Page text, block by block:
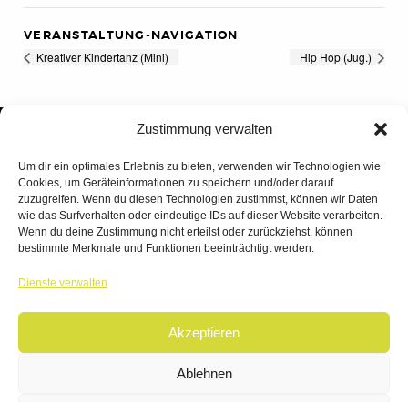
Zustimmung verwalten
Um dir ein optimales Erlebnis zu bieten, verwenden wir Technologien wie
Cookies, um Geräteinformationen zu speichern und/oder darauf
zuzugreifen. Wenn du diesen Technologien zustimmst, können wir Daten
wie das Surfverhalten oder eindeutige IDs auf dieser Website verarbeiten.
Wenn du deine Zustimmung nicht erteilst oder zurückziehst, können
bestimmte Merkmale und Funktionen beeinträchtigt werden.
Dienste verwalten
Akzeptieren
Ablehnen
VERANSTALTUNG-NAVIGATION
Kreativer Kindertanz (Mini) Hip Hop (Jug.)
© 2026 | TANZWERK
DATENSCHUTZ